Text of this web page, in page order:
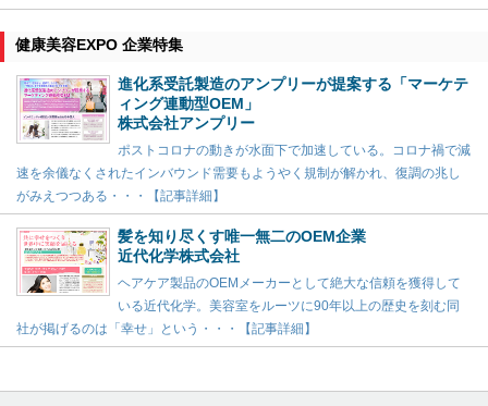
健康美容EXPO 企業特集
進化系受託製造のアンプリーが提案する「マーケテ
ィング連動型OEM」
株式会社アンプリー
ポストコロナの動きが水面下で加速している。コロナ禍で減
速を余儀なくされたインバウンド需要もようやく規制が解かれ、復調の兆し
がみえつつある・・・【記事詳細】
髪を知り尽くす唯一無二のOEM企業
近代化学株式会社
ヘアケア製品のOEMメーカーとして絶大な信頼を獲得して
いる近代化学。美容室をルーツに90年以上の歴史を刻む同
社が掲げるのは「幸せ」という・・・【記事詳細】